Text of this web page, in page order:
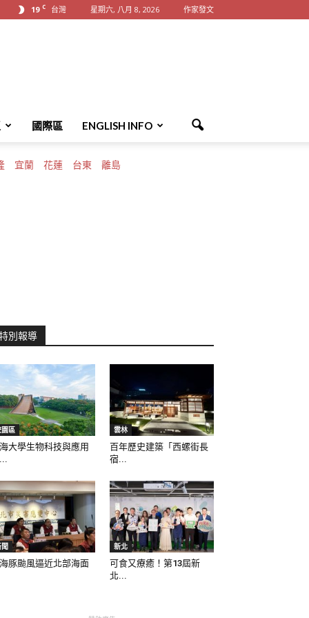
19 C 台灣 星期六, 八月 8, 2026 作家發文
國際區 ENGLISH INFO
宜蘭 花蓮 台東 離島
別報導
區
大學生物科技與應用
雲林
百年歷史建築「西螺街長
宿...
豚颱風逼近北部海面
新北
可食又療癒！第13屆新
北...